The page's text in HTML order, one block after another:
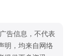
告信息，不代表
明，均来自网络